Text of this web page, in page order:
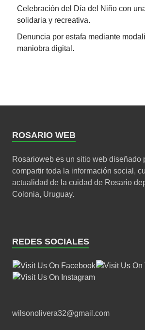
Celebración del Día del Niño con
solidaria y recreativa.
Denuncia por estafa mediante
maniobra digital.
ROSARIO WEB
Rosarioweb es un sitio web diseñado
compartir toda la información social,
actualidad de la cuidad de Rosario
Colonia, Uruguay.
REDES SOCIALES
wilsonolivera32@gmail.com